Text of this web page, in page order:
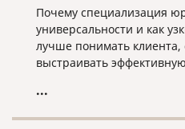
Почему специализация
универсальности и как
лучше понимать клиента,
выстраивать
...